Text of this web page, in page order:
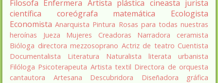
Filosofa Enfermera Artista plástica cineasta jurista
científica
coreógrafa matemática
Ecologista
Economista Anarquista Pintura Rosas para todas nuestras
heroínas
Jueza Mujeres Creadoras Narradora
ceramista
Bióloga directora mezzosoprano Actriz de teatro Cuentista
Documentalista
Literatura Naturalista literata
urbanista
Filóloga Psicoterapeuta Artista textil Directora de orquesta
cantautora
Artesana Descubridora
Diseñadora gráfica